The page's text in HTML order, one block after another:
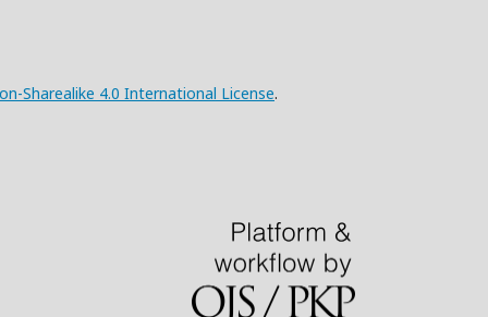
Sharealike 4.0 International License.